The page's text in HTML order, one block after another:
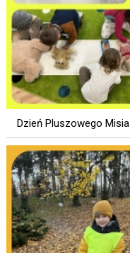
Dzień Pluszowego Misia